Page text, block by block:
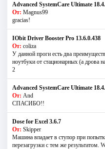
Advanced SystemCare Ultimate
От: Magnus99
gracias!
IObit Driver Booster Pro 13.6.0.438
От: coliza
У данной проги есть два
ноутбуки от стационарных (а дрова
2
Advanced SystemCare Ultimate
От: And
СПАСИБО!!
Dose for Excel 3.6.7
От: Skipper
Машина впадает в ступор при
перезагрузки с тем же результатом.